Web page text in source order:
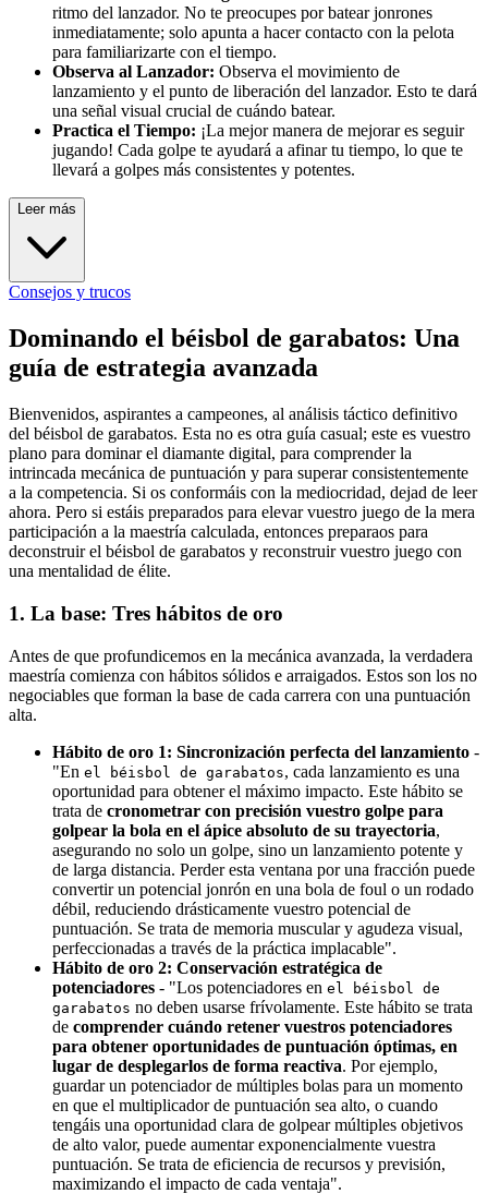
ritmo del lanzador. No te preocupes por batear jonrones
inmediatamente; solo apunta a hacer contacto con la pelota
para familiarizarte con el tiempo.
Observa al Lanzador: Observa el movimiento de
lanzamiento y el punto de liberación del lanzador. Esto te dará
una señal visual crucial de cuándo batear.
Practica el Tiempo: ¡La mejor manera de mejorar es seguir
jugando! Cada golpe te ayudará a afinar tu tiempo, lo que te
llevará a golpes más consistentes y potentes.
Leer más
Consejos y trucos
Dominando el béisbol de garabatos: Una
guía de estrategia avanzada
Bienvenidos, aspirantes a campeones, al análisis táctico definitivo
del béisbol de garabatos. Esta no es otra guía casual; este es vuestro
plano para dominar el diamante digital, para comprender la
intrincada mecánica de puntuación y para superar consistentemente
a la competencia. Si os conformáis con la mediocridad, dejad de leer
ahora. Pero si estáis preparados para elevar vuestro juego de la mera
participación a la maestría calculada, entonces preparaos para
deconstruir el béisbol de garabatos y reconstruir vuestro juego con
una mentalidad de élite.
1. La base: Tres hábitos de oro
Antes de que profundicemos en la mecánica avanzada, la verdadera
maestría comienza con hábitos sólidos e arraigados. Estos son los no
negociables que forman la base de cada carrera con una puntuación
alta.
Hábito de oro 1: Sincronización perfecta del lanzamiento -
"En el béisbol de garabatos, cada lanzamiento es una
oportunidad para obtener el máximo impacto. Este hábito se
trata de cronometrar con precisión vuestro golpe para
golpear la bola en el ápice absoluto de su trayectoria,
asegurando no solo un golpe, sino un lanzamiento potente y
de larga distancia. Perder esta ventana por una fracción puede
convertir un potencial jonrón en una bola de foul o un rodado
débil, reduciendo drásticamente vuestro potencial de
puntuación. Se trata de memoria muscular y agudeza visual,
perfeccionadas a través de la práctica implacable".
Hábito de oro 2: Conservación estratégica de
potenciadores - "Los potenciadores en el béisbol de
garabatos no deben usarse frívolamente. Este hábito se trata
de comprender cuándo retener vuestros potenciadores
para obtener oportunidades de puntuación óptimas, en
lugar de desplegarlos de forma reactiva. Por ejemplo,
guardar un potenciador de múltiples bolas para un momento
en que el multiplicador de puntuación sea alto, o cuando
tengáis una oportunidad clara de golpear múltiples objetivos
de alto valor, puede aumentar exponencialmente vuestra
puntuación. Se trata de eficiencia de recursos y previsión,
maximizando el impacto de cada ventaja".